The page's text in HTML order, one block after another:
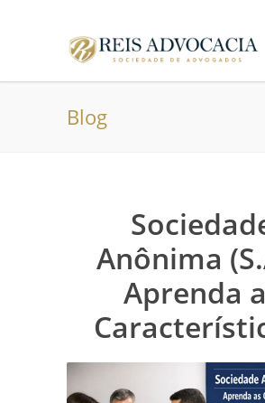
Blog
Anônima
Aprenda